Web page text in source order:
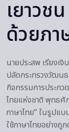
เยาวช
ด้วยภา
นายประสพ เรียงเ
ปลัดกระทรวงวัฒน
กิจกรรมการประกว
ไทยแห่งชาติ พุทธศั
ภาษาไทย” ในรูปแ
ใช้ภาษาไทยอย่างถู